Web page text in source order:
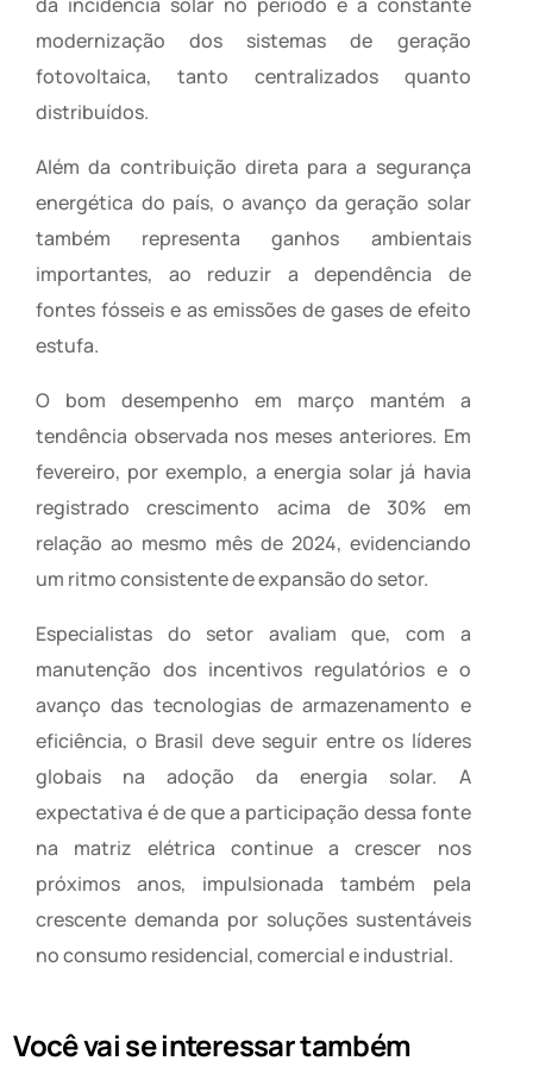
modernização dos sistemas de geração
fotovoltaica, tanto centralizados quanto
distribuídos.
Além da contribuição direta para a segurança
energética do país, o avanço da geração solar
também representa ganhos ambientais
importantes, ao reduzir a dependência de
fontes fósseis e as emissões de gases de efeito
estufa.
O bom desempenho em março mantém a
tendência observada nos meses anteriores. Em
fevereiro, por exemplo, a energia solar já havia
registrado crescimento acima de 30% em
relação ao mesmo mês de 2024, evidenciando
um ritmo consistente de expansão do setor.
Especialistas do setor avaliam que, com a
manutenção dos incentivos regulatórios e o
avanço das tecnologias de armazenamento e
eficiência, o Brasil deve seguir entre os líderes
globais na adoção da energia solar. A
expectativa é de que a participação dessa fonte
na matriz elétrica continue a crescer nos
próximos anos, impulsionada também pela
crescente demanda por soluções sustentáveis
no consumo residencial, comercial e industrial.
Você vai se interessar também